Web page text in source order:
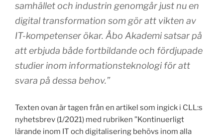
samhället och industrin genomgår just nu en
digital transformation som gör att vikten av
IT-kompetenser ökar. Åbo Akademi satsar på
att erbjuda både fortbildande och fördjupade
studier inom informationsteknologi för att
svara på dessa behov.”
Texten ovan är tagen från en artikel som ingick i CLL:s
nyhetsbrev (1/2021) med rubriken ”Kontinuerligt
lärande inom IT och digitalisering behövs inom alla